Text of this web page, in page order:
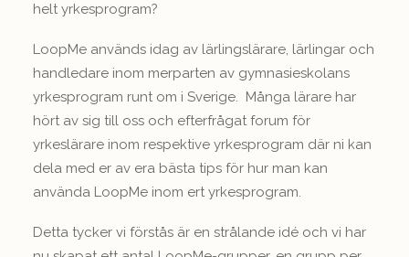
helt yrkesprogram?
LoopMe används idag av lärlingslärare, lärlingar och
handledare inom merparten av gymnasieskolans
yrkesprogram runt om i Sverige. Många lärare har
hört av sig till oss och efterfrågat forum för
yrkeslärare inom respektive yrkesprogram där ni kan
dela med er av era bästa tips för hur man kan
använda LoopMe inom ert yrkesprogram.
Detta tycker vi förstås är en strålande idé och vi har